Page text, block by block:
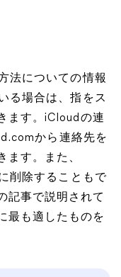
法についての情報
る場合は、指をス
ます。iCloudの連
から連絡先を
ます。また、
削除することもで
記事で説明されて
最も適したものを